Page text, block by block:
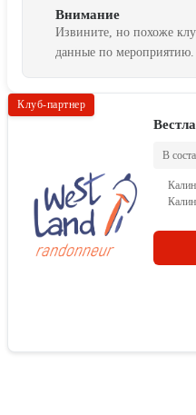
Внимание
Извините, но похоже
данные по мероприятию.
Клуб-партнер
В